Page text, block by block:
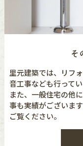
そ
里元建築では、リフ
音工事なども行ってい
また、一般住宅の他
事も実績がございま
ご覧ください。